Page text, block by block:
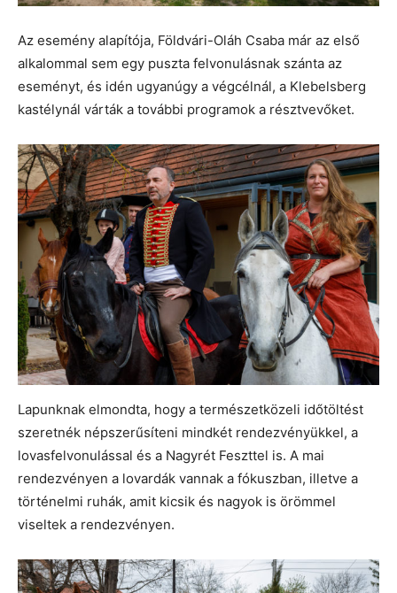
Az esemény alapítója, Földvári-Oláh Csaba már az első
alkalommal sem egy puszta felvonulásnak szánta az
eseményt, és idén ugyanúgy a végcélnál, a Klebelsberg
kastélynál várták a további programok a résztvevőket.
Lapunknak elmondta, hogy a természetközeli időtöltést
szeretnék népszerűsíteni mindkét rendezvényükkel, a
lovasfelvonulással és a Nagyrét Feszttel is. A mai
rendezvényen a lovardák vannak a fókuszban, illetve a
történelmi ruhák, amit kicsik és nagyok is örömmel
viseltek a rendezvényen.